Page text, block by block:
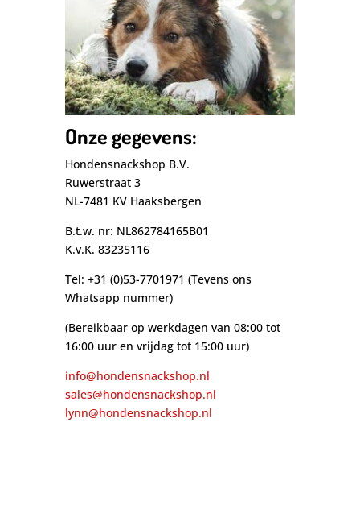
Onze gegevens:
Hondensnackshop B.V.
Ruwerstraat 3
NL-7481 KV Haaksbergen
B.t.w. nr: NL862784165B01
K.v.K. 83235116
Tel: +31 (0)53-7701971 (Tevens ons
Whatsapp nummer)
(Bereikbaar op werkdagen van 08:00 tot
16:00 uur en vrijdag tot 15:00 uur)
info@hondensnackshop.nl
sales@hondensnackshop.nl
lynn@hondensnackshop.nl